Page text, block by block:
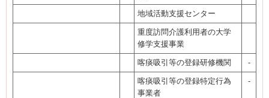
地域活動支援センター
重度訪問介護利用者の大学
修学支援事業
喀痰吸引等の登録研修機関 -
喀痰吸引等の登録特定行為
事業者
-